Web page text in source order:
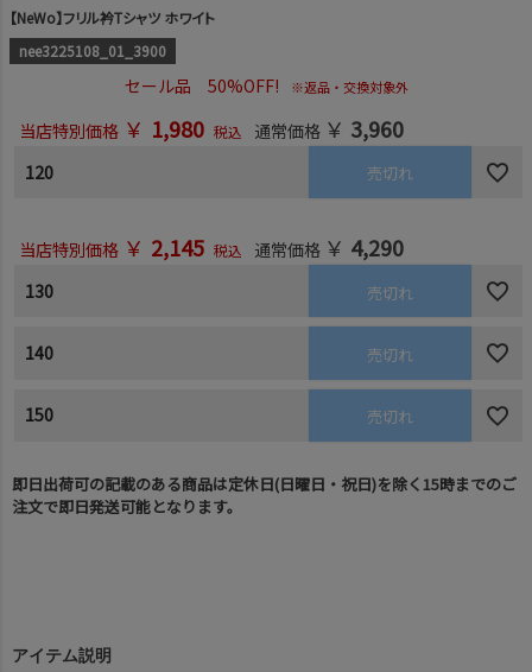
【NeWo】フリル衿Tシャツ ホワイト
nee3225108_01_3900
セール品 50%OFF! ※返品・交換対象外
当店特別価格 ￥ 1,980 税込 通常価格 ￥ 3,960
120 売切れ
当店特別価格 ￥ 2,145 税込 通常価格 ￥ 4,290
130 売切れ
140 売切れ
150 売切れ
即日出荷可の記載のある商品は定休日(日曜日・祝日)を除く15時までのご
注文で即日発送可能となります。
アイテム説明